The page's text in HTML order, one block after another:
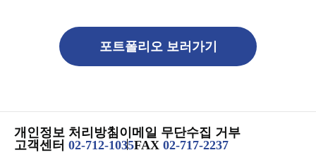
포트폴리오 보러가기
개인정보 처리방침이메일 무단수집 거부
고객센터 02-712-1035FAX 02-717-2237